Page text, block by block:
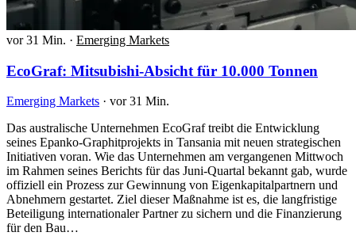
vor 31 Min. · Emerging Markets
EcoGraf: Mitsubishi-Absicht für 10.000 Tonnen
Emerging Markets · vor 31 Min.
Das australische Unternehmen EcoGraf treibt die Entwicklung
seines Epanko-Graphitprojekts in Tansania mit neuen strategischen
Initiativen voran. Wie das Unternehmen am vergangenen Mittwoch
im Rahmen seines Berichts für das Juni-Quartal bekannt gab, wurde
offiziell ein Prozess zur Gewinnung von Eigenkapitalpartnern und
Abnehmern gestartet. Ziel dieser Maßnahme ist es, die langfristige
Beteiligung internationaler Partner zu sichern und die Finanzierung
für den Bau…